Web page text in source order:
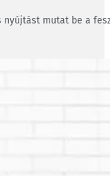
mutat be a